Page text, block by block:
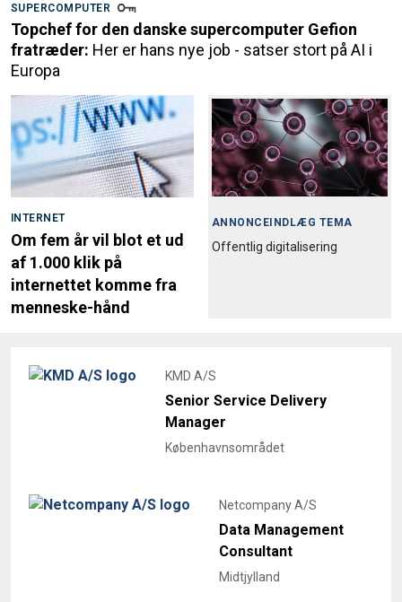
SUPERCOMPUTER
Topchef for den danske supercomputer Gefion
fratræder: Her er hans nye job - satser stort på AI i
Europa
INTERNET
Om fem år vil blot et ud
af 1.000 klik på
internettet komme fra
menneske-hånd
ANNONCEINDLÆG TEMA
Offentlig digitalisering
KMD A/S
Senior Service Delivery
Manager
Københavnsområdet
Netcompany A/S
Data Management
Consultant
Midtjylland